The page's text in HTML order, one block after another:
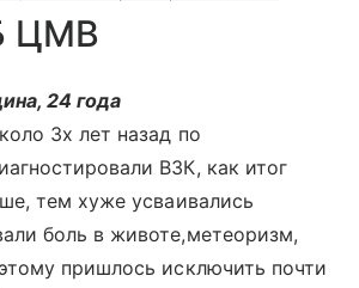
ЦМВ
24 года
3х лет назад по
ВЗК, как итог
тем хуже усваивались
боль в животе,метеоризм,
пришлось исключить почти